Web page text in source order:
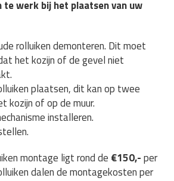
te werk bij het plaatsen van uw
rolluiken demonteren. Dit moet
het kozijn of de gevel niet
plaatsen, dit kan op twee
kozijn of op de muur.
installeren.
montage ligt rond de €150,-per
dalen de montagekosten per